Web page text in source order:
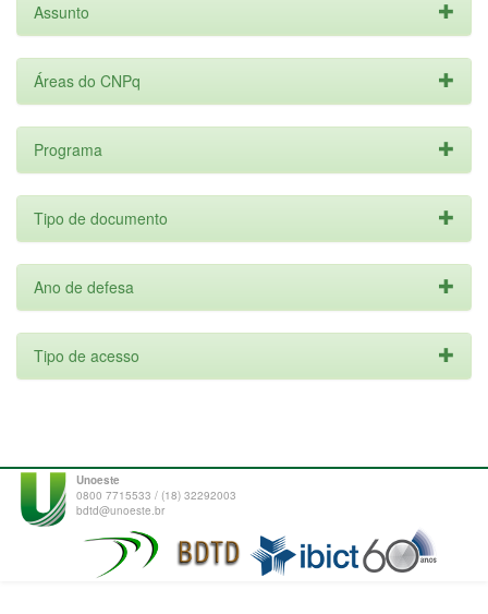
Assunto
Áreas do CNPq
Programa
Tipo de documento
Ano de defesa
Tipo de acesso
Unoeste
0800 7715533 / (18) 32292003
bdtd@unoeste.br